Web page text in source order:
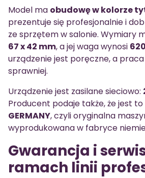
Model ma obudowę w kolorze
prezentuje się profesjonalnie i
ze sprzętem w salonie. Wymiary
67 x 42 mm, a jej waga wynosi
urządzenie jest poręczne, a
sprawniej.
Urządzenie jest zasilane sieciowo:
Producent podaje także, że jest to
GERMANY, czyli oryginalna
wyprodukowana w fabryce
Gwarancja i
ramach linii